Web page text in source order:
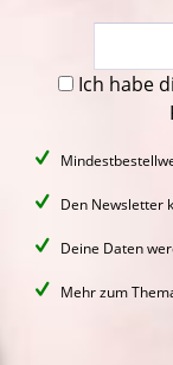
Ich habe
Den Newsletter
Deine Daten
Mehr zum